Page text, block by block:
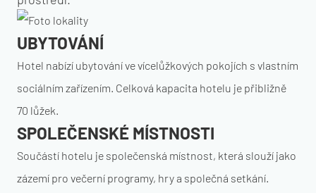
UBYTOVÁNÍ
Hotel nabízí ubytování ve vícelůžkových pokojích s vlastním
sociálním zařízením. Celková kapacita hotelu je přibližně
70 lůžek.
SPOLEČENSKÉ MÍSTNOSTI
Součástí hotelu je společenská místnost, která slouží jako
zázemí pro večerní programy, hry a společná setkání.